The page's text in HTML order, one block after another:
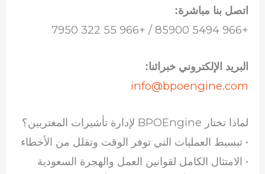
اتصل بنا مباشرة:
+966 5494 85900 / +966 55 322 7950
البريد الإلكتروني خبرائنا:
info@bpoengine.com
لماذا تختار BPOEngine لإدارة تأشيرات المغتربين؟
• تبسيط العمليات التي توفر الوقت وتقلل من الأخطاء
• الامتثال الكامل لقوانين العمل والهجرة السعودية